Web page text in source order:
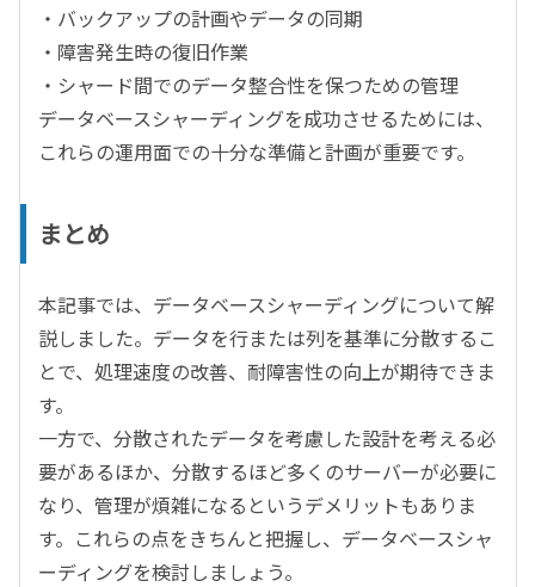
・バックアップの計画やデータの同期
・障害発生時の復旧作業
・シャード間でのデータ整合性を保つための管理
データベースシャーディングを成功させるためには、
これらの運用面での十分な準備と計画が重要です。
まとめ
本記事では、データベースシャーディングについて解
説しました。データを行または列を基準に分散するこ
とで、処理速度の改善、耐障害性の向上が期待できま
す。
一方で、分散されたデータを考慮した設計を考える必
要があるほか、分散するほど多くのサーバーが必要に
なり、管理が煩雑になるというデメリットもありま
す。これらの点をきちんと把握し、データベースシャ
ーディングを検討しましょう。